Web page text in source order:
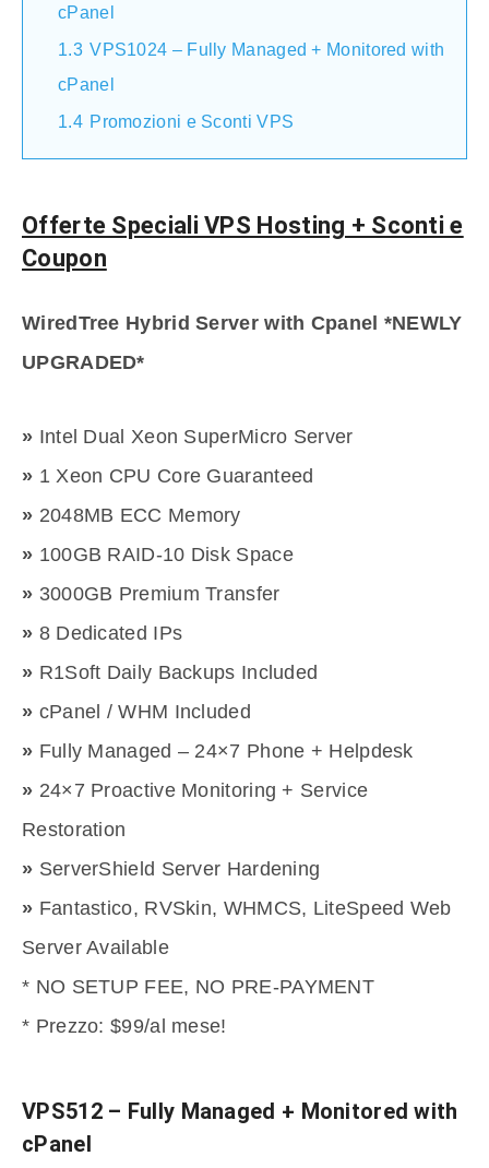
cPanel
1.3 VPS1024 – Fully Managed + Monitored with
cPanel
1.4 Promozioni e Sconti VPS
Offerte Speciali VPS Hosting + Sconti e
Coupon
WiredTree Hybrid Server with Cpanel *NEWLY
UPGRADED*
» Intel Dual Xeon SuperMicro Server
» 1 Xeon CPU Core Guaranteed
» 2048MB ECC Memory
» 100GB RAID-10 Disk Space
» 3000GB Premium Transfer
» 8 Dedicated IPs
» R1Soft Daily Backups Included
» cPanel / WHM Included
» Fully Managed – 24×7 Phone + Helpdesk
» 24×7 Proactive Monitoring + Service
Restoration
» ServerShield Server Hardening
» Fantastico, RVSkin, WHMCS, LiteSpeed Web
Server Available
* NO SETUP FEE, NO PRE-PAYMENT
* Prezzo: $99/al mese!
VPS512 – Fully Managed + Monitored with
cPanel